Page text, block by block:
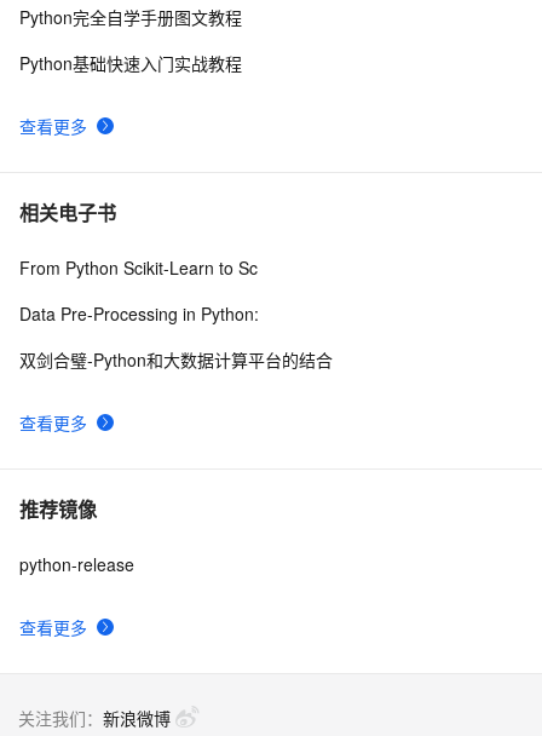
查看更多
Python完全自学手册图文教程
Python基础快速入门实战教程
相关电子书
查看更多
From Python Scikit-Learn to Sc
Data Pre-Processing in Python:
双剑合璧-Python和大数据计算平台的结合
推荐镜像
查看更多
python-release
关注我们： 新浪微博